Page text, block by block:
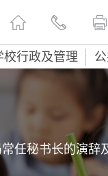
校行政及管理
任秘书长的演辞